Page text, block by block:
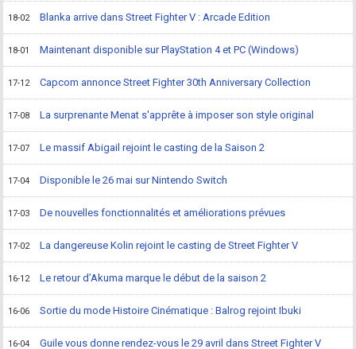
18-02 Blanka arrive dans Street Fighter V : Arcade Edition
18-01 Maintenant disponible sur PlayStation 4 et PC (Windows)
17-12 Capcom annonce Street Fighter 30th Anniversary Collection
17-08 La surprenante Menat s'apprête à imposer son style original
17-07 Le massif Abigail rejoint le casting de la Saison 2
17-04 Disponible le 26 mai sur Nintendo Switch
17-03 De nouvelles fonctionnalités et améliorations prévues
17-02 La dangereuse Kolin rejoint le casting de Street Fighter V
16-12 Le retour d’Akuma marque le début de la saison 2
16-06 Sortie du mode Histoire Cinématique : Balrog rejoint Ibuki
16-04 Guile vous donne rendez-vous le 29 avril dans Street Fighter V